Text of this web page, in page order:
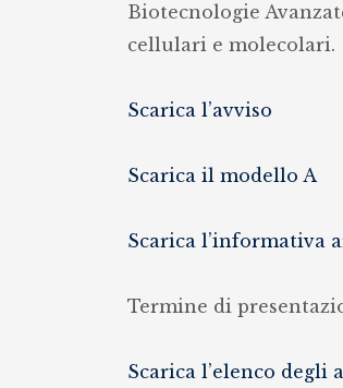
Biotecnologie
cellulari e molecolari.
Scarica l’avviso
Scarica il modello A
Scarica l’informativa
Termine di
Scarica l’elenco degli